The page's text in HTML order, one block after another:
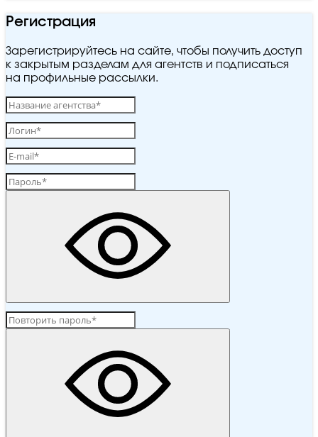
Регистрация
Зарегистрируйтесь на сайте, чтобы получить доступ
к закрытым разделам для агентств и подписаться
на профильные рассылки.